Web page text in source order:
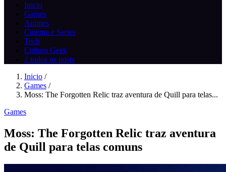
Inicio
Games
Animes
Cinema e Series
Tech
Cultura Geek
// todos os posts
Inicio /
Games /
Moss: The Forgotten Relic traz aventura de Quill para telas...
Games
Moss: The Forgotten Relic traz aventura
de Quill para telas comuns